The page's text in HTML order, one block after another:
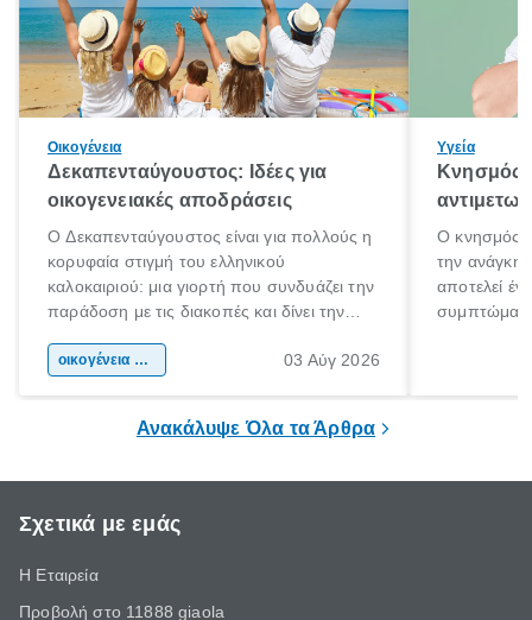
Οικογένεια
Δεκαπενταύγουστος: Ιδέες για
οικογενειακές αποδράσεις
Ο Δεκαπενταύγουστος είναι για πολλούς η
κορυφαία στιγμή του ελληνικού
καλοκαιριού: μια γιορτή που συνδυάζει την
παράδοση με τις διακοπές και δίνει την
χώρας. Είτε πρόκειται για λίγες μέρες
οικογένεια & παιδί 03 Αύγ 2026
Υγεία
Κνησμός:
Ο κνησμός
την ανάγκη
αποτελεί
Ανακάλυψε Όλα τα Άρθρα
Σχετικά με εμάς
Η Εταιρεία
Προβολή στο 11888 giaola